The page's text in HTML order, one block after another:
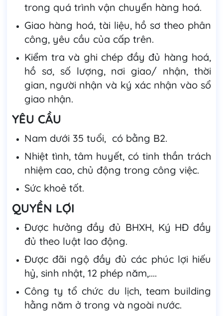
trong quá trình vận chuyển hàng hoá.
Giao hàng hoá, tài liệu, hồ sơ theo phân
công, yêu cầu của cấp trên.
Kiểm tra và ghi chép đầy đủ hàng hoá,
hồ sơ, số lượng, nơi giao/ nhận, thời
gian, người nhận và ký xác nhận vào sổ
giao nhận.
YÊU CẦU
Nam dưới 35 tuổi, có bằng B2.
Nhiệt tình, tâm huyết, có tinh thần trách
nhiệm cao, chủ động trong công việc.
Sức khoẻ tốt.
QUYỀN LỢI
Được hưởng đầy đủ BHXH, Ký HĐ đầy
đủ theo luật lao động.
Được đãi ngộ đầy đủ các phúc lợi hiếu
hỷ, sinh nhật, 12 phép năm,....
Công ty tổ chức du lịch, team building
hằng năm ở trong và ngoài nước.